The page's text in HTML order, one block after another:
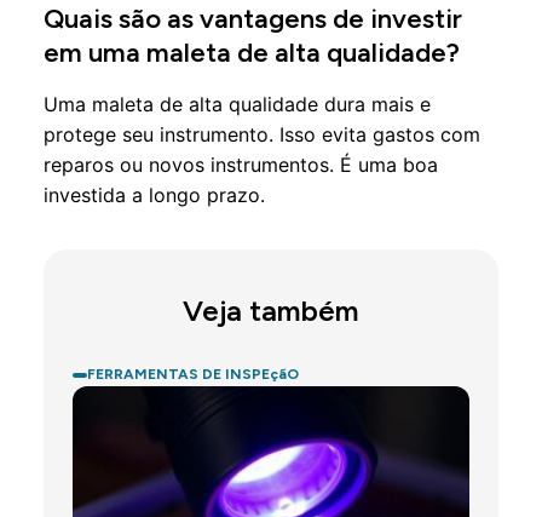
Quais são as vantagens de investir
em uma maleta de alta qualidade?
Uma maleta de alta qualidade dura mais e
protege seu instrumento. Isso evita gastos com
reparos ou novos instrumentos. É uma boa
investida a longo prazo.
Veja também
FERRAMENTAS DE INSPEçãO